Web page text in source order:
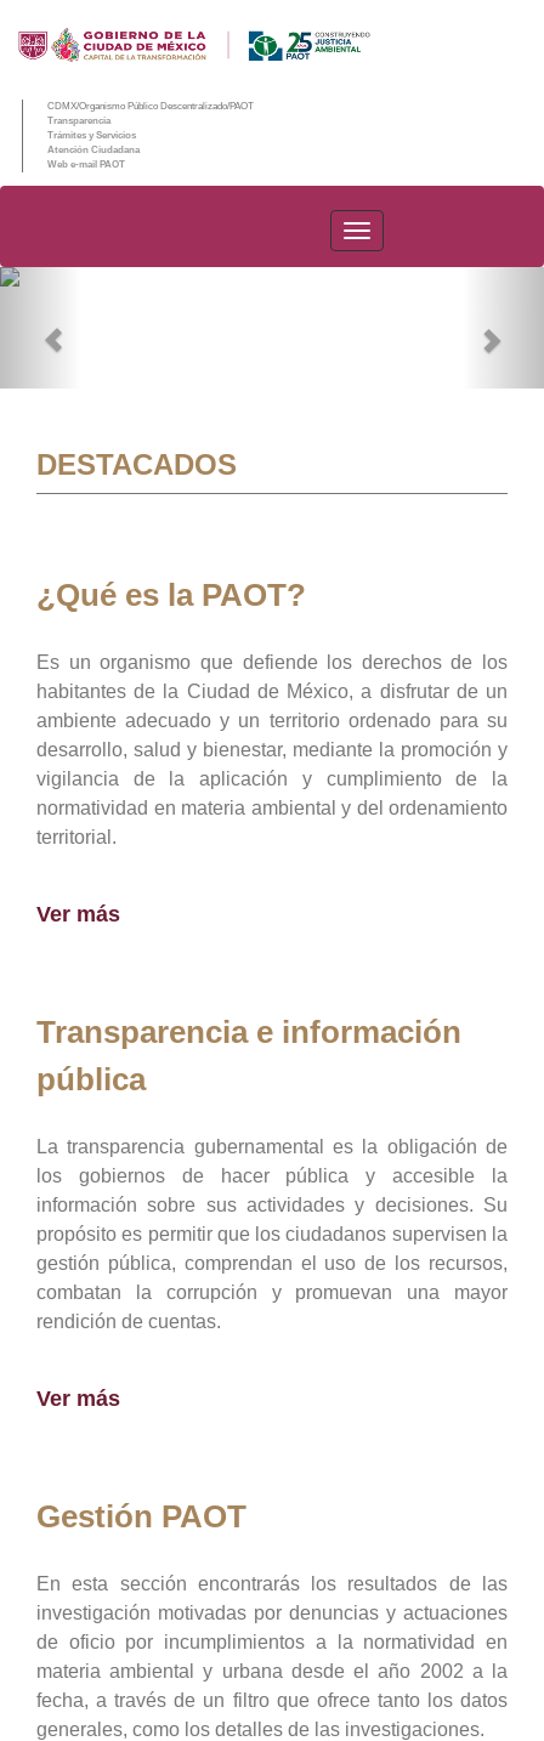
CDMX/Organismo Público Descentralizado/PAOT
Transparencia
Trámites y Servicios
Atención Ciudadana
Web e-mail PAOT
PAOT
DESTACADOS
¿Qué es la PAOT?
Es un organismo que defiende los derechos de los
habitantes de la Ciudad de México, a disfrutar de un
ambiente adecuado y un territorio ordenado para su
desarrollo, salud y bienestar, mediante la promoción y
vigilancia de la aplicación y cumplimiento de la
normatividad en materia ambiental y del ordenamiento
territorial.
Ver más
Transparencia e información
pública
La transparencia gubernamental es la obligación de
los gobiernos de hacer pública y accesible la
información sobre sus actividades y decisiones. Su
propósito es permitir que los ciudadanos supervisen la
gestión pública, comprendan el uso de los recursos,
combatan la corrupción y promuevan una mayor
rendición de cuentas.
Ver más
Gestión PAOT
En esta sección encontrarás los resultados de las
investigación motivadas por denuncias y actuaciones
de oficio por incumplimientos a la normatividad en
materia ambiental y urbana desde el año 2002 a la
fecha, a través de un filtro que ofrece tanto los datos
generales, como los detalles de las investigaciones.